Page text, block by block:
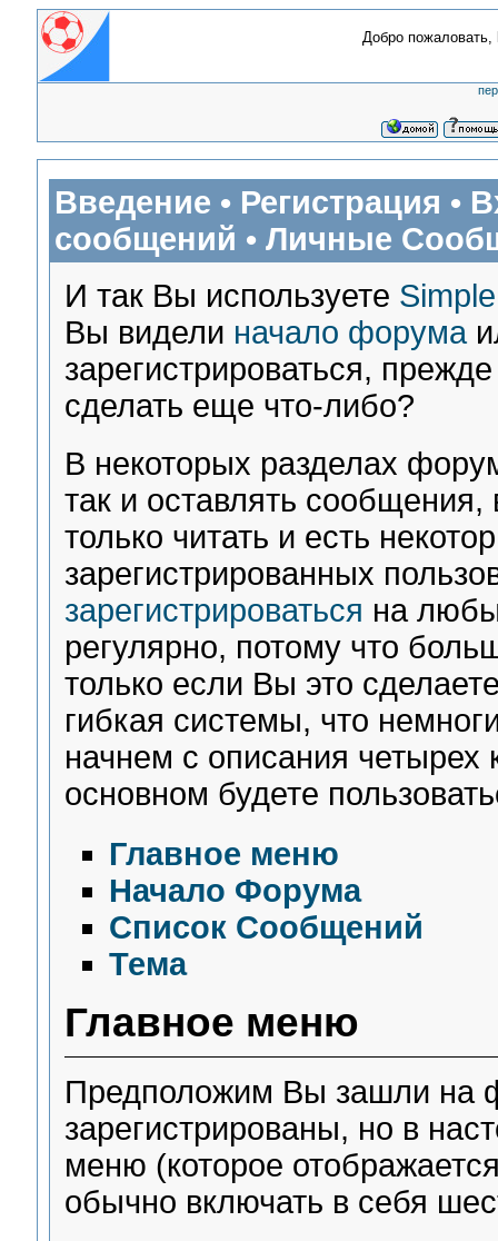
Добро пожаловать,
Введение • Регистрация •
сообщений • Личные
И так Вы используете
Вы видели начало форума
зарегистрироваться,
сделать еще что-либо?
В некоторых разделах
так и оставлять
только читать и есть
зарегистрированных
зарегистрироваться на
регулярно, потому что
только если Вы это
гибкая системы, что
начнем с описания
основном будете
Главное меню
Начало Форума
Список Сообщений
Тема
Главное меню
Предположим Вы зашли на
зарегистрированы, но в
меню (которое
обычно включать в себя